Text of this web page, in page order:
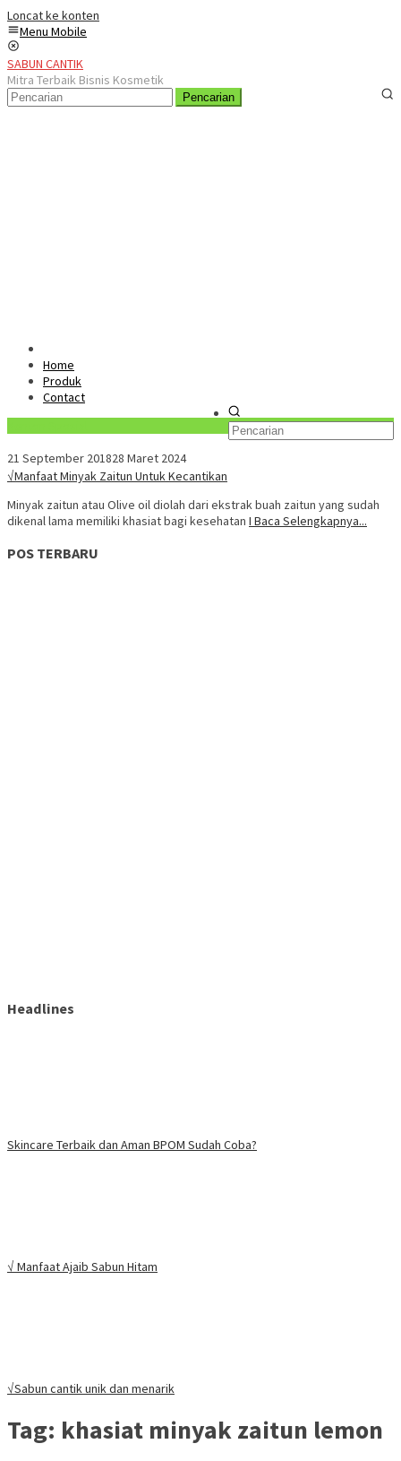
Loncat ke konten
Menu Mobile
SABUN CANTIK
Mitra Terbaik Bisnis Kosmetik
Pencarian
Home
Produk
Contact
21 September 201828 Maret 2024
√Manfaat Minyak Zaitun Untuk Kecantikan
Minyak zaitun atau Olive oil diolah dari ekstrak buah zaitun yang sudah
dikenal lama memiliki khasiat bagi kesehatan I Baca Selengkapnya...
POS TERBARU
Headlines
Skincare Terbaik dan Aman BPOM Sudah Coba?
√ Manfaat Ajaib Sabun Hitam
√Sabun cantik unik dan menarik
Tag: khasiat minyak zaitun lemon